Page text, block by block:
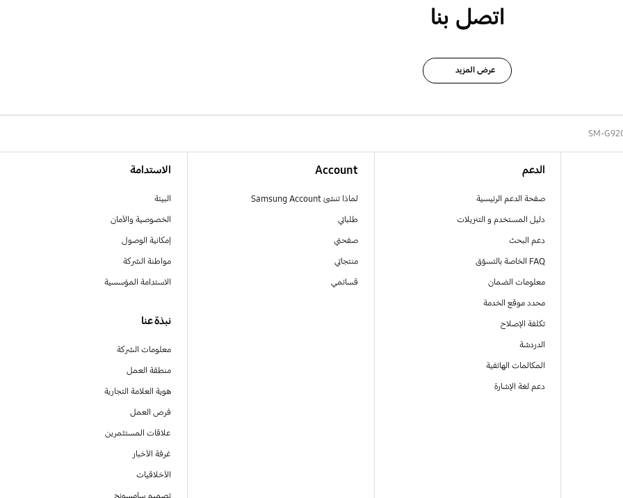
اتصل بنا
عرض المزيد
SM-
الدعم
صفحة الدعم الرئيسية
دليل المستخدم و التنزيلات
دعم البحث
FAQ الخاصة بالتسوّق
معلومات الضمان
محدد موقع الخدمة
تكلفة الإصلاح
الدردشة
المكالمات الهاتفية
دعم لغة الإشارة
Account
لماذا تنشئ Samsung Account
طلباتي
صفحتي
منتجاتي
قسائمي
الاستدامة
البيئة
الخصوصية والأمان
إمكانية الوصول
مواطنة الشركة
الاستدامة المؤسسية
نبذة عنا
معلومات الشركة
منطقة العمل
هوية العلامة التجارية
فرص العمل
علاقات المستثمرين
غرفة الأخبار
الأخلاقيات